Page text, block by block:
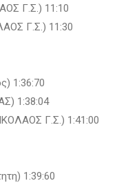
Γ.Σ.) 11:10
Γ.Σ.) 11:30
1:36:70
1:38:04
Γ.Σ.) 1:41:00
1:39:60